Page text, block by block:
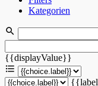
Kategorien
{{displayValue}}